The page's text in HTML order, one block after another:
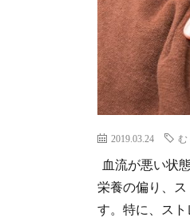
2019.03.24 む
血流が悪い状
栄養の偏り、
す。特に、ス